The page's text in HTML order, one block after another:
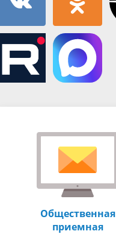
Общественная
приемная